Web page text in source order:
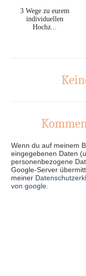
3 Wege zu eurem
individuellen
Hochz...
Wenn du auf meinem
eingegebenen Daten
personenbezogene
Google-Server
meiner
von google